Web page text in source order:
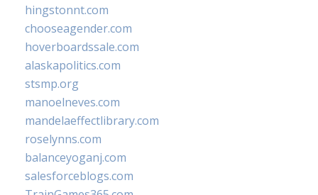
hingstonnt.com
chooseagender.com
hoverboardssale.com
alaskapolitics.com
stsmp.org
manoelneves.com
mandelaeffectlibrary.com
roselynns.com
balanceyoganj.com
salesforceblogs.com